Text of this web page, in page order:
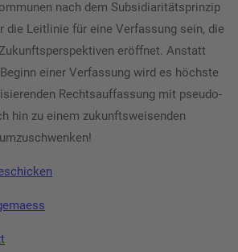
nach dem Subsidiaritätsprinzip
die Leitlinie für eine Verfassung sein, die
eröffnet. Anstatt
einer Verfassung wird es höchste
Rechtsauffassung mit pseudo-
hin zu einem zukunftsweisenden